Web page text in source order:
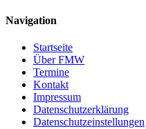
Navigation
Startseite
Über FMW
Termine
Kontakt
Impressum
Datenschutzerklärung
Datenschutzeinstellungen